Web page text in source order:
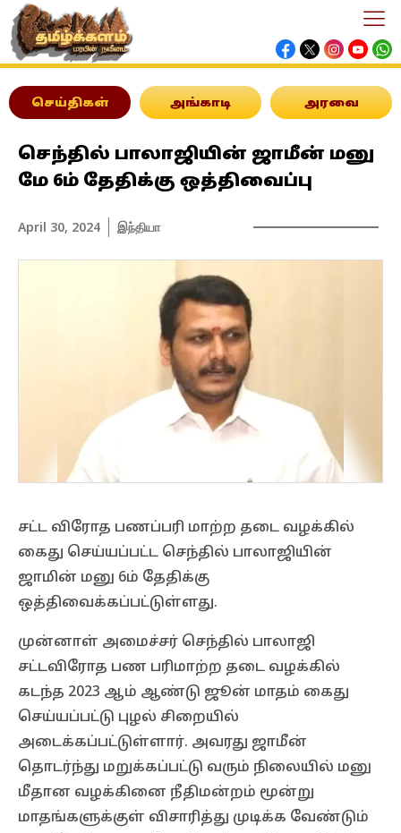
செய்திகள் அங்காடி அரவை
செந்தில் பாலாஜியின் ஜாமீன் மனு
மே 6ம் தேதிக்கு ஒத்திவைப்பு
April 30, 2024 இந்தியா
சட்ட விரோத பணப்பரி மாற்ற தடை வழக்கில்
கைது செய்யப்பட்ட செந்தில் பாலாஜியின்
ஜாமின் மனு 6ம் தேதிக்கு
ஒத்திவைக்கப்பட்டுள்ளது.
முன்னாள் அமைச்சர் செந்தில் பாலாஜி
சட்டவிரோத பண பரிமாற்ற தடை வழக்கில்
கடந்த 2023 ஆம் ஆண்டு ஜூன் மாதம் கைது
செய்யப்பட்டு புழல் சிறையில்
அடைக்கப்பட்டுள்ளார். அவரது ஜாமீன்
தொடர்ந்து மறுக்கப்பட்டு வரும் நிலையில் மனு
மீதான வழக்கினை நீதிமன்றம் மூன்று
மாதங்களுக்குள் விசாரித்து முடிக்க வேண்டும்